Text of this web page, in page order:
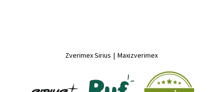
Zverimex Sirius | Maxizverimex